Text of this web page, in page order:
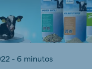
- 6 minutos